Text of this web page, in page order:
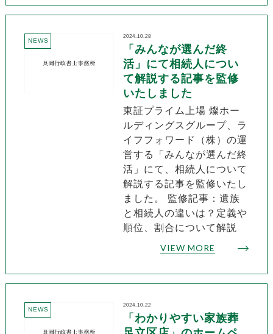
NEWS
2024.10.28
「みんなが選んだ終
活」にて相続人につい
て解説する記事を監修
いたしました
東証プライム上場 燦ホー
ルディングスグループ、ラ
イフフォワード（株）の運
営する「みんなが選んだ終
活」にて、相続人について
解説する記事を監修いたし
ました。 監修記事：遺族
と相続人の違いは？定義や
順位、割合について解説
VIEW MORE
NEWS
2024.10.22
「わかりやすい家族葬